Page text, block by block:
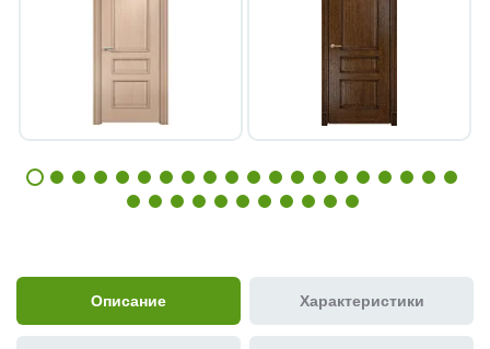
Описание Характеристики